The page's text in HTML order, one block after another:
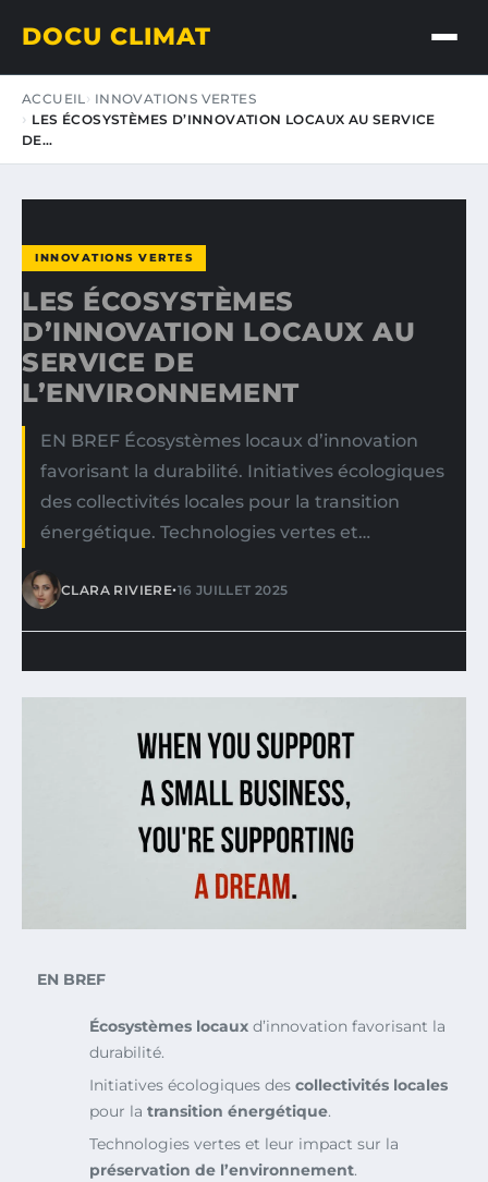
DOCU CLIMAT
ACCUEIL
INNOVATIONS VERTES
LES ÉCOSYSTÈMES D’INNOVATION LOCAUX AU SERVICE
DE…
INNOVATIONS VERTES
LES ÉCOSYSTÈMES
D’INNOVATION LOCAUX AU
SERVICE DE
L’ENVIRONNEMENT
EN BREF Écosystèmes locaux d’innovation
favorisant la durabilité. Initiatives écologiques
des collectivités locales pour la transition
énergétique. Technologies vertes et…
CLARA RIVIERE•16 JUILLET 2025
EN BREF
Écosystèmes locaux d’innovation favorisant la
durabilité.
Initiatives écologiques des collectivités locales
pour la transition énergétique.
Technologies vertes et leur impact sur la
préservation de l’environnement.